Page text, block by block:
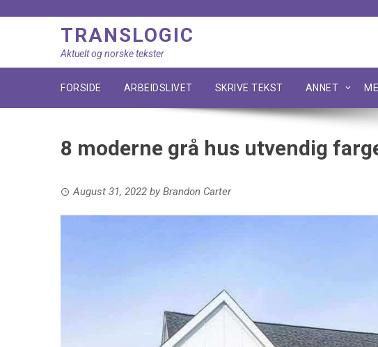
TRANSLOGIC
Aktuelt og norske tekster
FORSIDE ARBEIDSLIVET SKRIVE TEKST ANNET
8 moderne grå hus utvendig
August 31, 2022 by Brandon Carter